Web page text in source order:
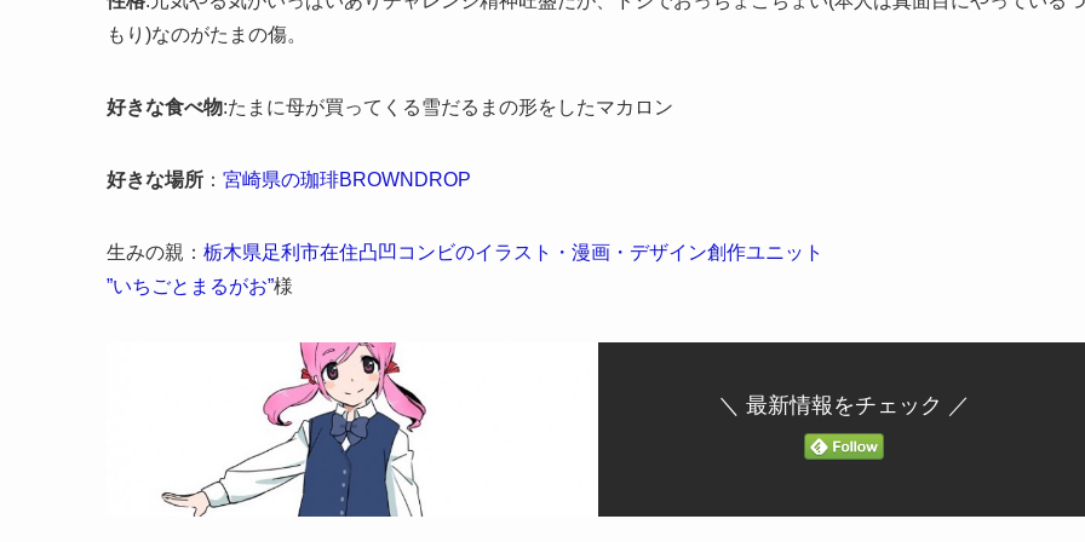
もり)なのがたまの傷。
好きな食べ物:たまに母が買ってくる雪だるまの形をしたマカロン
好きな場所 ： 宮崎県の珈琲BROWNDROP
生みの親： 栃木県足利市在住凸凹コンビのイラスト・漫画・デザイン創作ユニット
”いちごとまるがお”様
＼ 最新情報をチェック ／